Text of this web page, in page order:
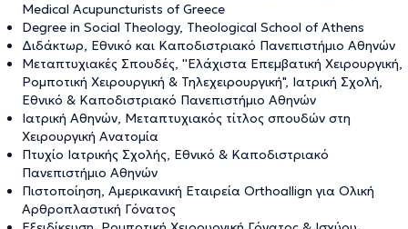
Medical Acupuncturists of Greece
Degree in Social Theology, Theological School of Athens
Διδάκτωρ, Εθνικό και Καποδιστριακό Πανεπιστήμιο Αθηνών
Μεταπτυχιακές Σπουδές, ''Ελάχιστα Επεμβατική Χειρουργική,
Ρομποτική Χειρουργική & Τηλεχειρουργική", Ιατρική Σχολή,
Εθνικό & Καποδιστριακό Πανεπιστήμιο Αθηνών
Ιατρική Αθηνών, Μεταπτυχιακός τίτλος σπουδών στη
Χειρουργική Ανατομία
Πτυχίο Ιατρικής Σχολής, Εθνικό & Καποδιστριακό
Πανεπιστήμιο Αθηνών
Πιστοποίηση, Αμερικανική Εταιρεία Orthoallign για Ολική
Αρθροπλαστική Γόνατος